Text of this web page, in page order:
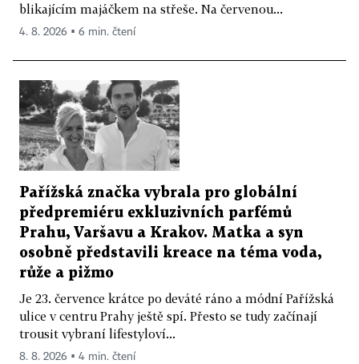
blikajícím majáčkem na střeše. Na červenou...
4. 8. 2026 ▪ 6 min. čtení
Pařížská značka vybrala pro globální
předpremiéru exkluzivních parfémů
Prahu, Varšavu a Krakov. Matka a syn
osobně představili kreace na téma voda,
růže a pižmo
Je 23. července krátce po deváté ráno a módní Pařížská
ulice v centru Prahy ještě spí. Přesto se tudy začínají
trousit vybraní lifestyloví...
8. 8. 2026 ▪ 4 min. čtení